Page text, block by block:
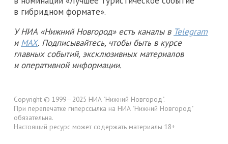
в гибридном формате».
У НИА «Нижний Новгород» есть каналы в Telegram
и MAX. Подписывайтесь, чтобы быть в курсе
главных событий, эксклюзивных материалов
и оперативной информации.
Copyright © 1999—2025 НИА "Нижний Новгород".
При перепечатке гиперссылка на НИА "Нижний Новгород"
обязательна.
Настоящий ресурс может содержать материалы 18+